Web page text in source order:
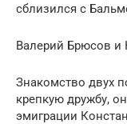
сблизился с
Валерий Брюсов и
Знакомство двух
крепкую дружбу,
эмиграции